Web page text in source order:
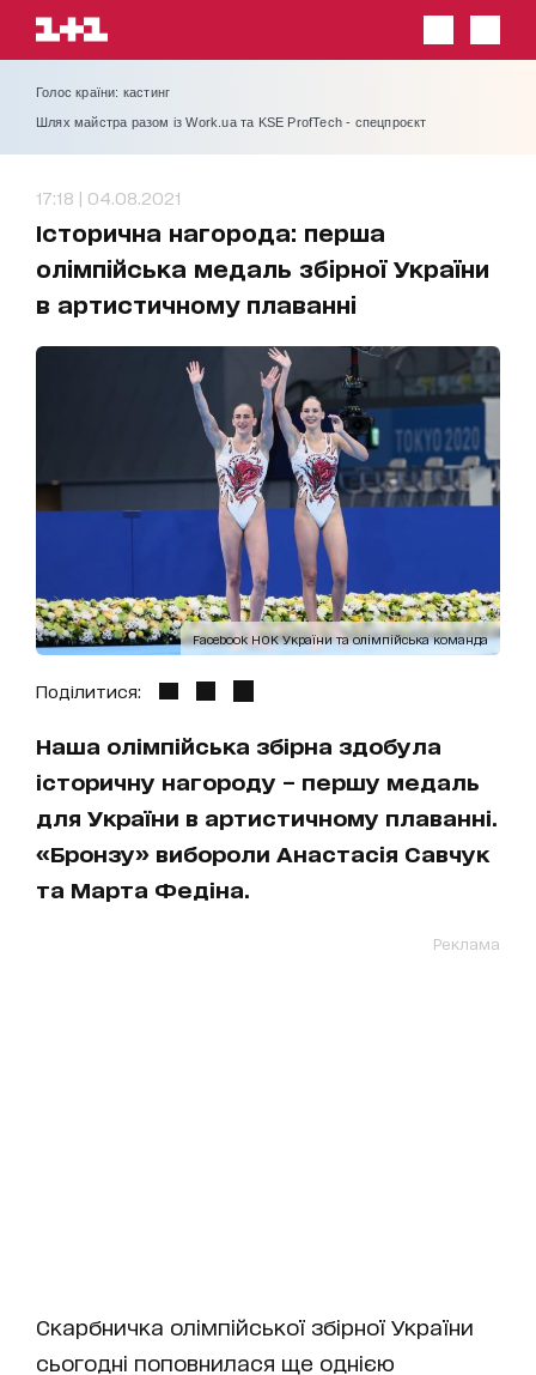
Голос країни: кастинг
Шлях майстра разом із Work.ua та KSE ProfTech - спецпроєкт
17:18 | 04.08.2021
Історична нагорода: перша
олімпійська медаль збірної України
в артистичному плаванні
Facebook НОК України та олімпійська команда
Поділитися:
Наша олімпійська збірна здобула
історичну нагороду – першу медаль
для України в артистичному плаванні.
«Бронзу» вибороли Анастасія Савчук
та Марта Федіна.
Реклама
Скарбничка олімпійської збірної України
сьогодні поповнилася ще однією